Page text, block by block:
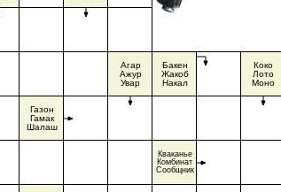
Газон
Гамак
Шалаш
Агар
Ажур
Увар
Бакен
Жакоб
Накал
Кваканье
Комбинат
Сообщник
Коко
Лото
Моно